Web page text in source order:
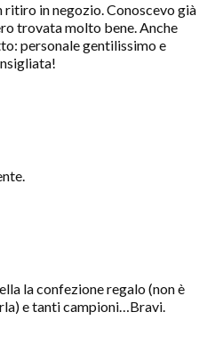
in negozio. Conoscevo già
trovata molto bene. Anche
personale gentilissimo e
la confezione regalo (non è
e tanti campioni…Bravi.